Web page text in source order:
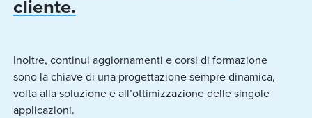
cliente.
Inoltre, continui aggiornamenti e corsi di formazione
sono la chiave di una progettazione sempre dinamica,
volta alla soluzione e all’ottimizzazione delle singole
applicazioni.